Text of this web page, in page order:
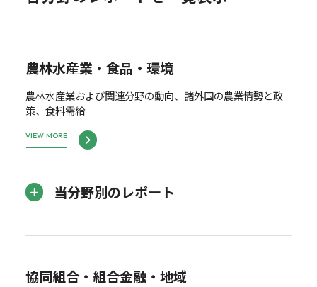
農林水産業・食品・環境
農林水産業および関連分野の動向、諸外国の農業情勢と政
策、食料需給
VIEW MORE
当分野別のレポート
協同組合・組合金融・地域